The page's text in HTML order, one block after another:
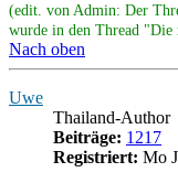
(edit. von Admin: Der
wurde in den Thread
Nach oben
Uwe
Thailand-Author
Beiträge: 1217
Registriert: Mo